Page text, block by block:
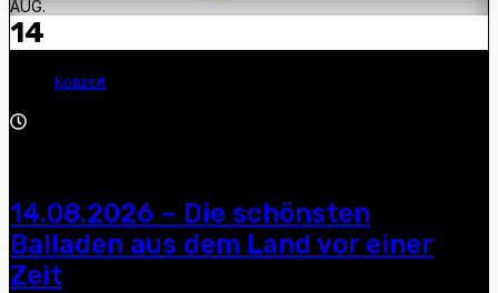
AUG.
14
Konzert
14.08.2026 – Die schönsten
Balladen aus dem Land vor einer
Zeit